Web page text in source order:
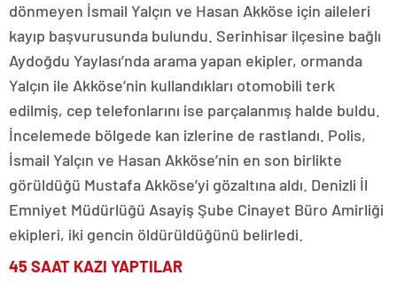
dönmeyen İsmail Yalçın ve Hasan Akköse için aileleri
kayıp başvurusunda bulundu. Serinhisar ilçesine bağlı
Aydoğdu Yaylası’nda arama yapan ekipler, ormanda
Yalçın ile Akköse’nin kullandıkları otomobili terk
edilmiş, cep telefonlarını ise parçalanmış halde buldu.
İncelemede bölgede kan izlerine de rastlandı. Polis,
İsmail Yalçın ve Hasan Akköse’nin en son birlikte
görüldüğü Mustafa Akköse’yi gözaltına aldı. Denizli İl
Emniyet Müdürlüğü Asayiş Şube Cinayet Büro Amirliği
ekipleri, iki gencin öldürüldüğünü belirledi.
45 SAAT KAZI YAPTILAR